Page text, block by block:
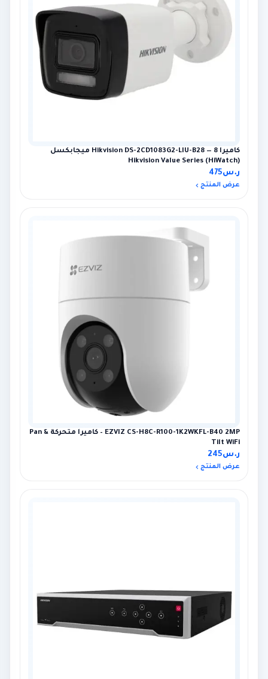
كاميرا Hikvision DS-2CD1083G2-LIU-B28 — 8 ميجابكسل
Hikvision Value Series (HiWatch)
ر.س475
عرض المنتج
EZVIZ CS-H8C-R100-1K2WKFL-B40 2MP – كاميرا متحركة Pan &
Tilt WiFi
ر.س245
عرض المنتج